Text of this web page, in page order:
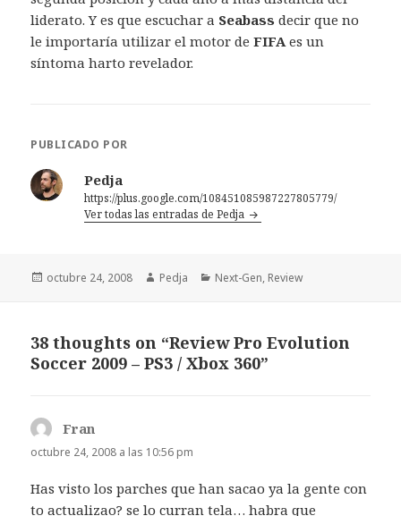
liderato. Y es que escuchar a Seabass decir que no
le importaría utilizar el motor deFIFA es un
síntoma harto revelador.
PUBLICADO POR
Pedja
https://plus.google.com/108451085987227805779/
Ver todas las entradas de Pedja
Publicado
octubre 24, 2008 Autor
Pedja Categorías
Next-Gen, Review
38 thoughts on “Review Pro Evolution
Soccer 2009 – PS3 / Xbox 360”
Fran
octubre 24, 2008 a las 10:56 pm
Has visto los parches que han sacao ya la gente con
to actualizao? se lo curran tela… habra que